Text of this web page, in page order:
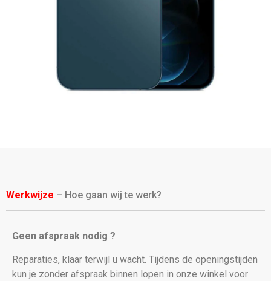
Werkwijze – Hoe gaan wij te werk?
Geen afspraak nodig ?
Reparaties, klaar terwijl u wacht. Tijdens de openingstijden
kun je zonder afspraak binnen lopen in onze winkel voor